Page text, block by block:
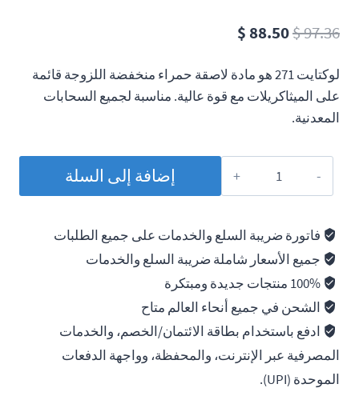
$97.36 السعر
هو:
$ 88.50
هو:
لوكتايت 271 هو مادة لاصقة حمراء منخفضة اللزوجة قائمة
على الميثاكريلات مع قوة عالية. مناسبة لجميع السحابات
المعدنية.
Threadlocker
High
Strength,
250ml
إضافة إلى السلة
فاتورة ضريبة السلع والخدمات على جميع الطلبات
جميع الأسعار شاملة ضريبة السلع والخدمات
100% منتجات جديدة ومبتكرة
الشحن في جميع أنحاء العالم متاح
ادفع باستخدام بطاقة الائتمان/الخصم، والخدمات
المصرفية عبر الإنترنت، والمحفظة، وواجهة الدفعات
الموحدة (UPI).